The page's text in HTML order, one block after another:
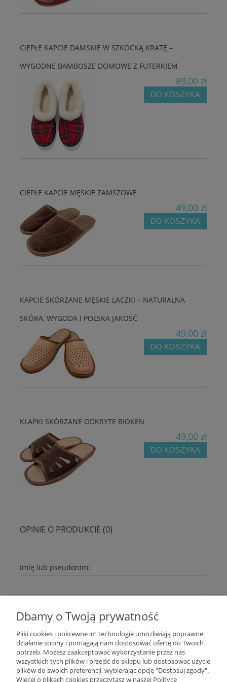
CIEPŁE KAPCIE DAMSKIE W SZKOCKĄ KRATĘ –
WYGODNE BAMBOSZE DOMOWE Z FUTERKIEM
89,00 zł
DO KOSZYKA
CIEPŁE KAPCIE MĘSKIE ZAMSZOWE
49,00 zł
DO KOSZYKA
KAPCIE SKÓRZANE MĘSKIE LACZKI – NATURALNA
SKÓRA, WYGODA I POLSKA JAKOŚĆ
49,00 zł
DO KOSZYKA
KLAPKI SKÓRZANE ODKRYTE BIOKEN
49,00 zł
DO KOSZYKA
OPINIE O PRODUKCIE (0)
Imię lub pseudonim:
WYŚLIJ
Dbamy o Twoją prywatność
Pliki cookies i pokrewne im technologie umożliwiają poprawne
działanie strony i pomagają nam dostosować ofertę do Twoich
potrzeb. Możesz zaakceptować wykorzystanie przez nas
wszystkich tych plików i przejść do sklepu lub dostosować użycie
plików do swoich preferencji, wybierając opcję "Dostosuj zgody".
Więcej o plikach cookies przeczytasz w naszej Polityce